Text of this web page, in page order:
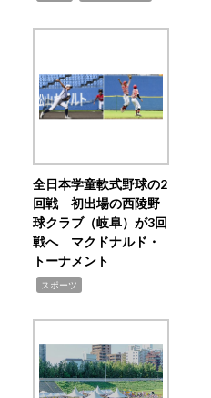
全日本学童軟式野球の2
回戦 初出場の西陵野
球クラブ（岐阜）が3回
戦へ マクドナルド・
トーナメント
スポーツ